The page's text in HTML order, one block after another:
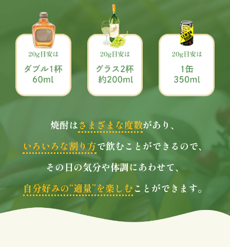
焼酎はさまざまな度数があり、
いろいろな割り方で飲むことができるので、
その日の気分や体調にあわせて、
自分好みの“適量”を楽しむことができます。